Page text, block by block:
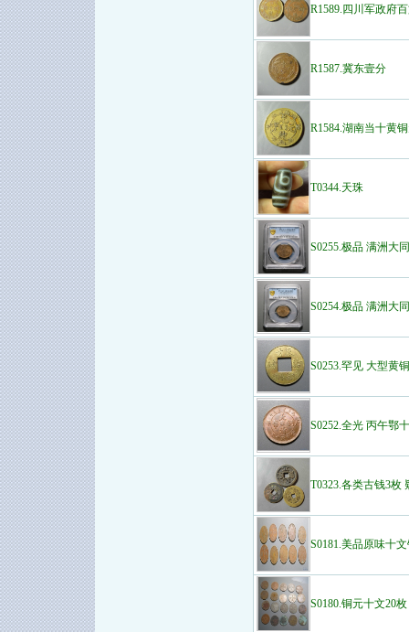
R1589.四川军政府
R1587.冀东壹分
R1584.湖南当十黄
T0344.天珠
S0255.极品 满洲大
S0254.极品 满洲大
S0253.罕见 大型黄
S0252.全光 丙午鄂
T0323.各类古钱3枚
S0181.美品原味十
S0180.铜元十文20枚